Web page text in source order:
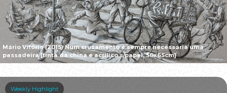
Mário Vitória (2015) Num cruzamento é sempre necessária uma
passadeira [tinta da china e acrílico s/papel, 50x65cm]
Weekly Highlight